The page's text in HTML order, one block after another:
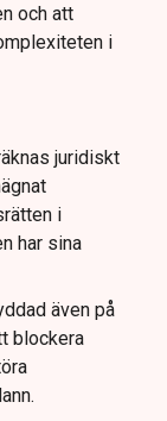
och att
i
juridiskt
i
har sina
även på
blockera